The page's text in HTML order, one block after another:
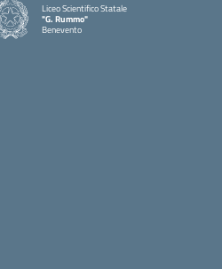
Liceo Scientifico Statale
"G. Rummo"
Benevento